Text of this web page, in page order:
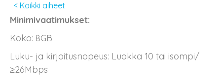
< Kaikki aiheet
Minimivaatimukset:
Koko: 8GB
Luku- ja kirjoitusnopeus: Luokka 10 tai isompi/
≥26Mbps